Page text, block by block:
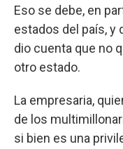
Eso se debe, en
estados del país, y
dio cuenta que no
otro estado.
La empresaria,
de los
si bien es una